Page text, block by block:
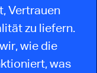
Vertrauen
zu liefern.
wie die
was